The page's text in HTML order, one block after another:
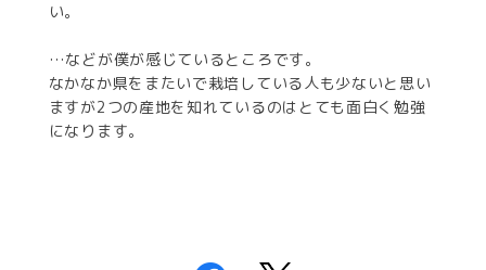
い。
…などが僕が感じているところです。
なかなか県をまたいで栽培している人も少ないと思い
ますが2つの産地を知れているのはとても面白く勉強
になります。